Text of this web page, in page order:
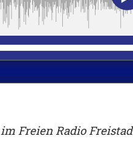
Freien Radio